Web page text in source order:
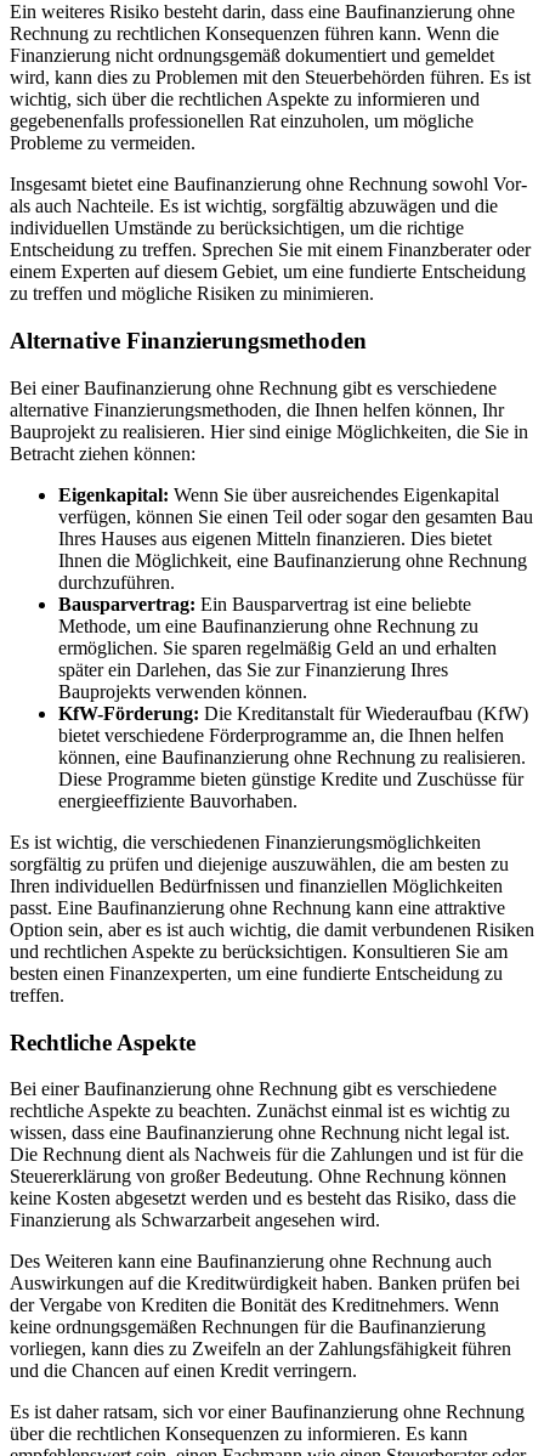
Ein weiteres Risiko besteht darin, dass eine Baufinanzierung ohne
Rechnung zu rechtlichen Konsequenzen führen kann. Wenn die
Finanzierung nicht ordnungsgemäß dokumentiert und gemeldet
wird, kann dies zu Problemen mit den Steuerbehörden führen. Es ist
wichtig, sich über die rechtlichen Aspekte zu informieren und
gegebenenfalls professionellen Rat einzuholen, um mögliche
Probleme zu vermeiden.
Insgesamt bietet eine Baufinanzierung ohne Rechnung sowohl Vor-
als auch Nachteile. Es ist wichtig, sorgfältig abzuwägen und die
individuellen Umstände zu berücksichtigen, um die richtige
Entscheidung zu treffen. Sprechen Sie mit einem Finanzberater oder
einem Experten auf diesem Gebiet, um eine fundierte Entscheidung
zu treffen und mögliche Risiken zu minimieren.
Alternative Finanzierungsmethoden
Bei einer Baufinanzierung ohne Rechnung gibt es verschiedene
alternative Finanzierungsmethoden, die Ihnen helfen können, Ihr
Bauprojekt zu realisieren. Hier sind einige Möglichkeiten, die Sie in
Betracht ziehen können:
Eigenkapital: Wenn Sie über ausreichendes Eigenkapital
verfügen, können Sie einen Teil oder sogar den gesamten Bau
Ihres Hauses aus eigenen Mitteln finanzieren. Dies bietet
Ihnen die Möglichkeit, eine Baufinanzierung ohne Rechnung
durchzuführen.
Bausparvertrag: Ein Bausparvertrag ist eine beliebte
Methode, um eine Baufinanzierung ohne Rechnung zu
ermöglichen. Sie sparen regelmäßig Geld an und erhalten
später ein Darlehen, das Sie zur Finanzierung Ihres
Bauprojekts verwenden können.
KfW-Förderung: Die Kreditanstalt für Wiederaufbau (KfW)
bietet verschiedene Förderprogramme an, die Ihnen helfen
können, eine Baufinanzierung ohne Rechnung zu realisieren.
Diese Programme bieten günstige Kredite und Zuschüsse für
energieeffiziente Bauvorhaben.
Es ist wichtig, die verschiedenen Finanzierungsmöglichkeiten
sorgfältig zu prüfen und diejenige auszuwählen, die am besten zu
Ihren individuellen Bedürfnissen und finanziellen Möglichkeiten
passt. Eine Baufinanzierung ohne Rechnung kann eine attraktive
Option sein, aber es ist auch wichtig, die damit verbundenen Risiken
und rechtlichen Aspekte zu berücksichtigen. Konsultieren Sie am
besten einen Finanzexperten, um eine fundierte Entscheidung zu
treffen.
Rechtliche Aspekte
Bei einer Baufinanzierung ohne Rechnung gibt es verschiedene
rechtliche Aspekte zu beachten. Zunächst einmal ist es wichtig zu
wissen, dass eine Baufinanzierung ohne Rechnung nicht legal ist.
Die Rechnung dient als Nachweis für die Zahlungen und ist für die
Steuererklärung von großer Bedeutung. Ohne Rechnung können
keine Kosten abgesetzt werden und es besteht das Risiko, dass die
Finanzierung als Schwarzarbeit angesehen wird.
Des Weiteren kann eine Baufinanzierung ohne Rechnung auch
Auswirkungen auf die Kreditwürdigkeit haben. Banken prüfen bei
der Vergabe von Krediten die Bonität des Kreditnehmers. Wenn
keine ordnungsgemäßen Rechnungen für die Baufinanzierung
vorliegen, kann dies zu Zweifeln an der Zahlungsfähigkeit führen
und die Chancen auf einen Kredit verringern.
Es ist daher ratsam, sich vor einer Baufinanzierung ohne Rechnung
über die rechtlichen Konsequenzen zu informieren. Es kann